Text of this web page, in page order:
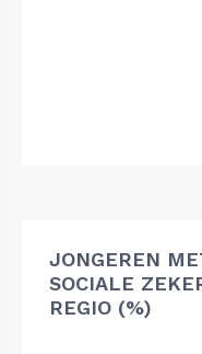
JONGEREN
SOCIALE
REGIO (%)